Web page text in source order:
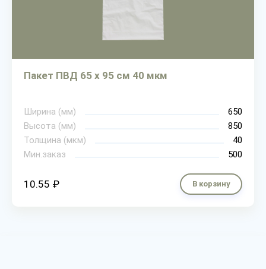
Пакет ПВД 65 х 95 см 40 мкм
Ширина (мм)
650
Высота (мм)
850
Толщина (мкм)
40
Мин.заказ
500
10.55 ₽ В корзину